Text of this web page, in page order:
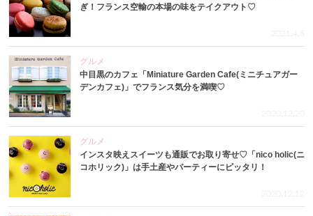
ぎ！フランス空輸の本場の味をテイクアウト♡
2021.4.8
グルメ
中目黒のカフェ「Miniature Garden Cafe(ミニチュアガー
デンカフェ)」でフランス気分を満喫♡
2020.12.20
グルメ
インスタ映えスイーツも通販でお取り寄せ♡「nico holic(ニ
コホリック)」は手土産やパーティーにピッタリ！
2020.12.12